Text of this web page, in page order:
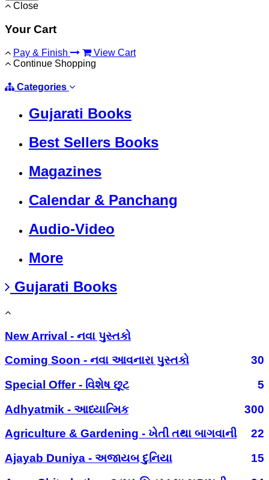
Close
Your Cart
Pay & Finish
View Cart
Continue Shopping
Categories
Gujarati Books
Best Sellers Books
Magazines
Calendar & Panchang
Audio-Video
More
Gujarati Books
New Arrival - નવા પુસ્તકો
Coming Soon - નવા આવનારા પુસ્તકો
30
Special Offer - વિશેષ છૂટ
5
Adhyatmik - આધ્યાત્મિક
300
Agriculture & Gardening - ખેતી તથા બાગવાની
22
Ajayab Duniya - અજાયબ દુનિયા
15